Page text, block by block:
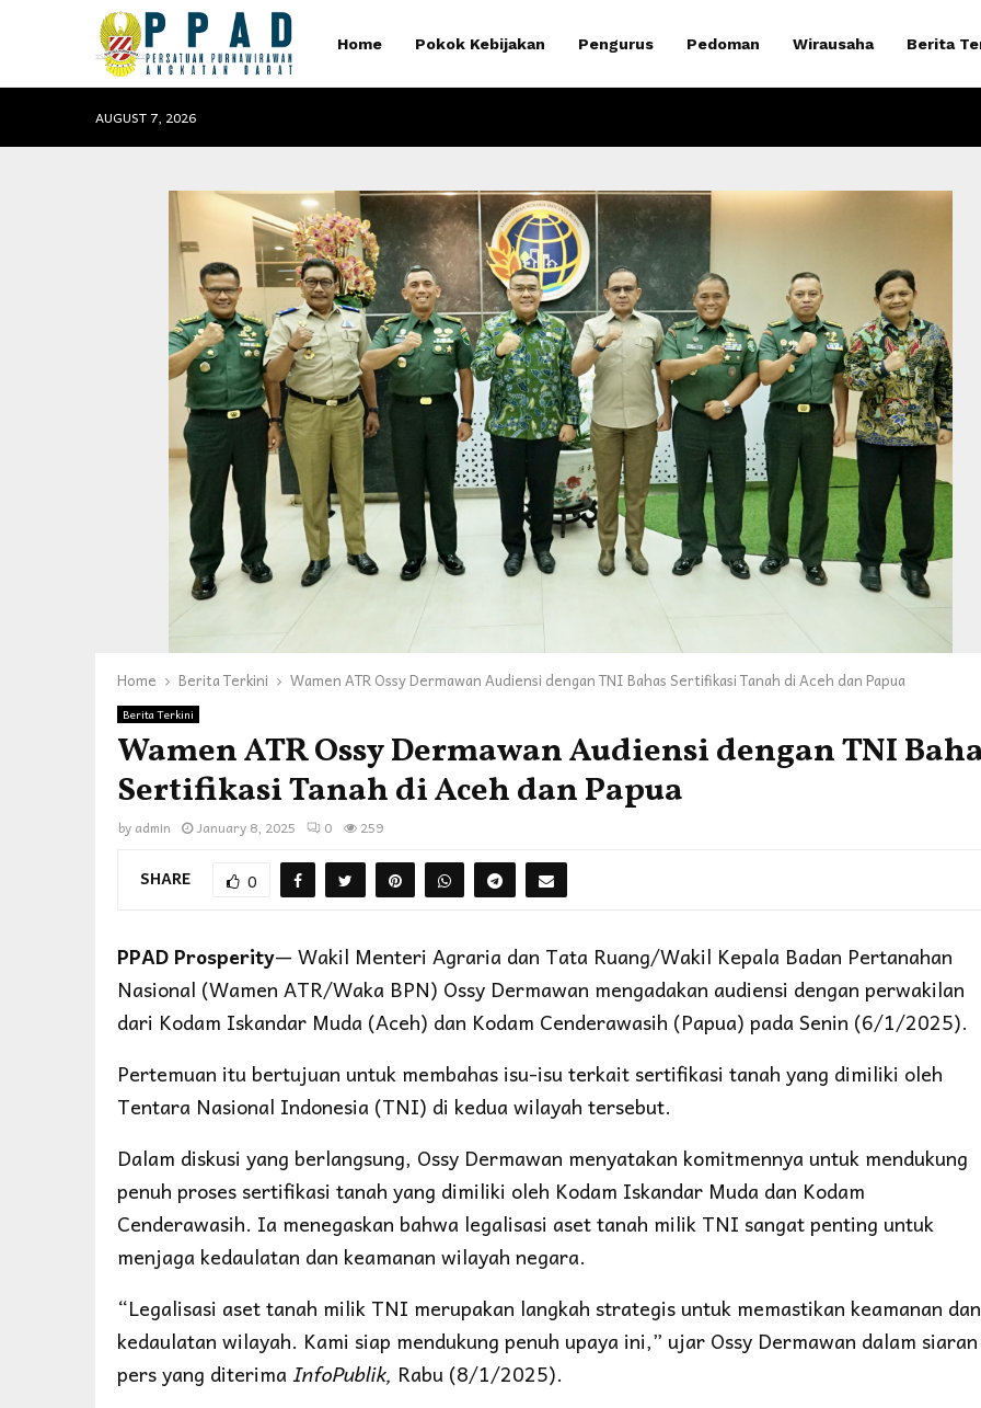
Home Pokok Kebijakan Pengurus Pedoman Wirausaha Berita
AUGUST 7, 2026
Home Berita Terkini Wamen ATR Ossy Dermawan Audiensi dengan TNI Bahas Sertifikasi Tanah di Aceh dan Papua
Berita Terkini
Wamen ATR Ossy Dermawan Audiensi dengan TNI
Sertifikasi Tanah di Aceh dan Papua
by admin January 8, 2025 0 259
SHARE 0
PPAD Prosperity— Wakil Menteri Agraria dan Tata Ruang/Wakil Kepala Badan Pertanahan
Nasional (Wamen ATR/Waka BPN) Ossy Dermawan mengadakan audiensi dengan perwakilan
dari Kodam Iskandar Muda (Aceh) dan Kodam Cenderawasih (Papua) pada Senin (6/1/2025).
Pertemuan itu bertujuan untuk membahas isu-isu terkait sertifikasi tanah yang dimiliki oleh
Tentara Nasional Indonesia (TNI) di kedua wilayah tersebut.
Dalam diskusi yang berlangsung, Ossy Dermawan menyatakan komitmennya untuk mendukung
penuh proses sertifikasi tanah yang dimiliki oleh Kodam Iskandar Muda dan Kodam
Cenderawasih. Ia menegaskan bahwa legalisasi aset tanah milik TNI sangat penting untuk
menjaga kedaulatan dan keamanan wilayah negara.
“Legalisasi aset tanah milik TNI merupakan langkah strategis untuk memastikan keamanan dan
kedaulatan wilayah. Kami siap mendukung penuh upaya ini,” ujar Ossy Dermawan dalam siaran
pers yang diterima InfoPublik, Rabu (8/1/2025).